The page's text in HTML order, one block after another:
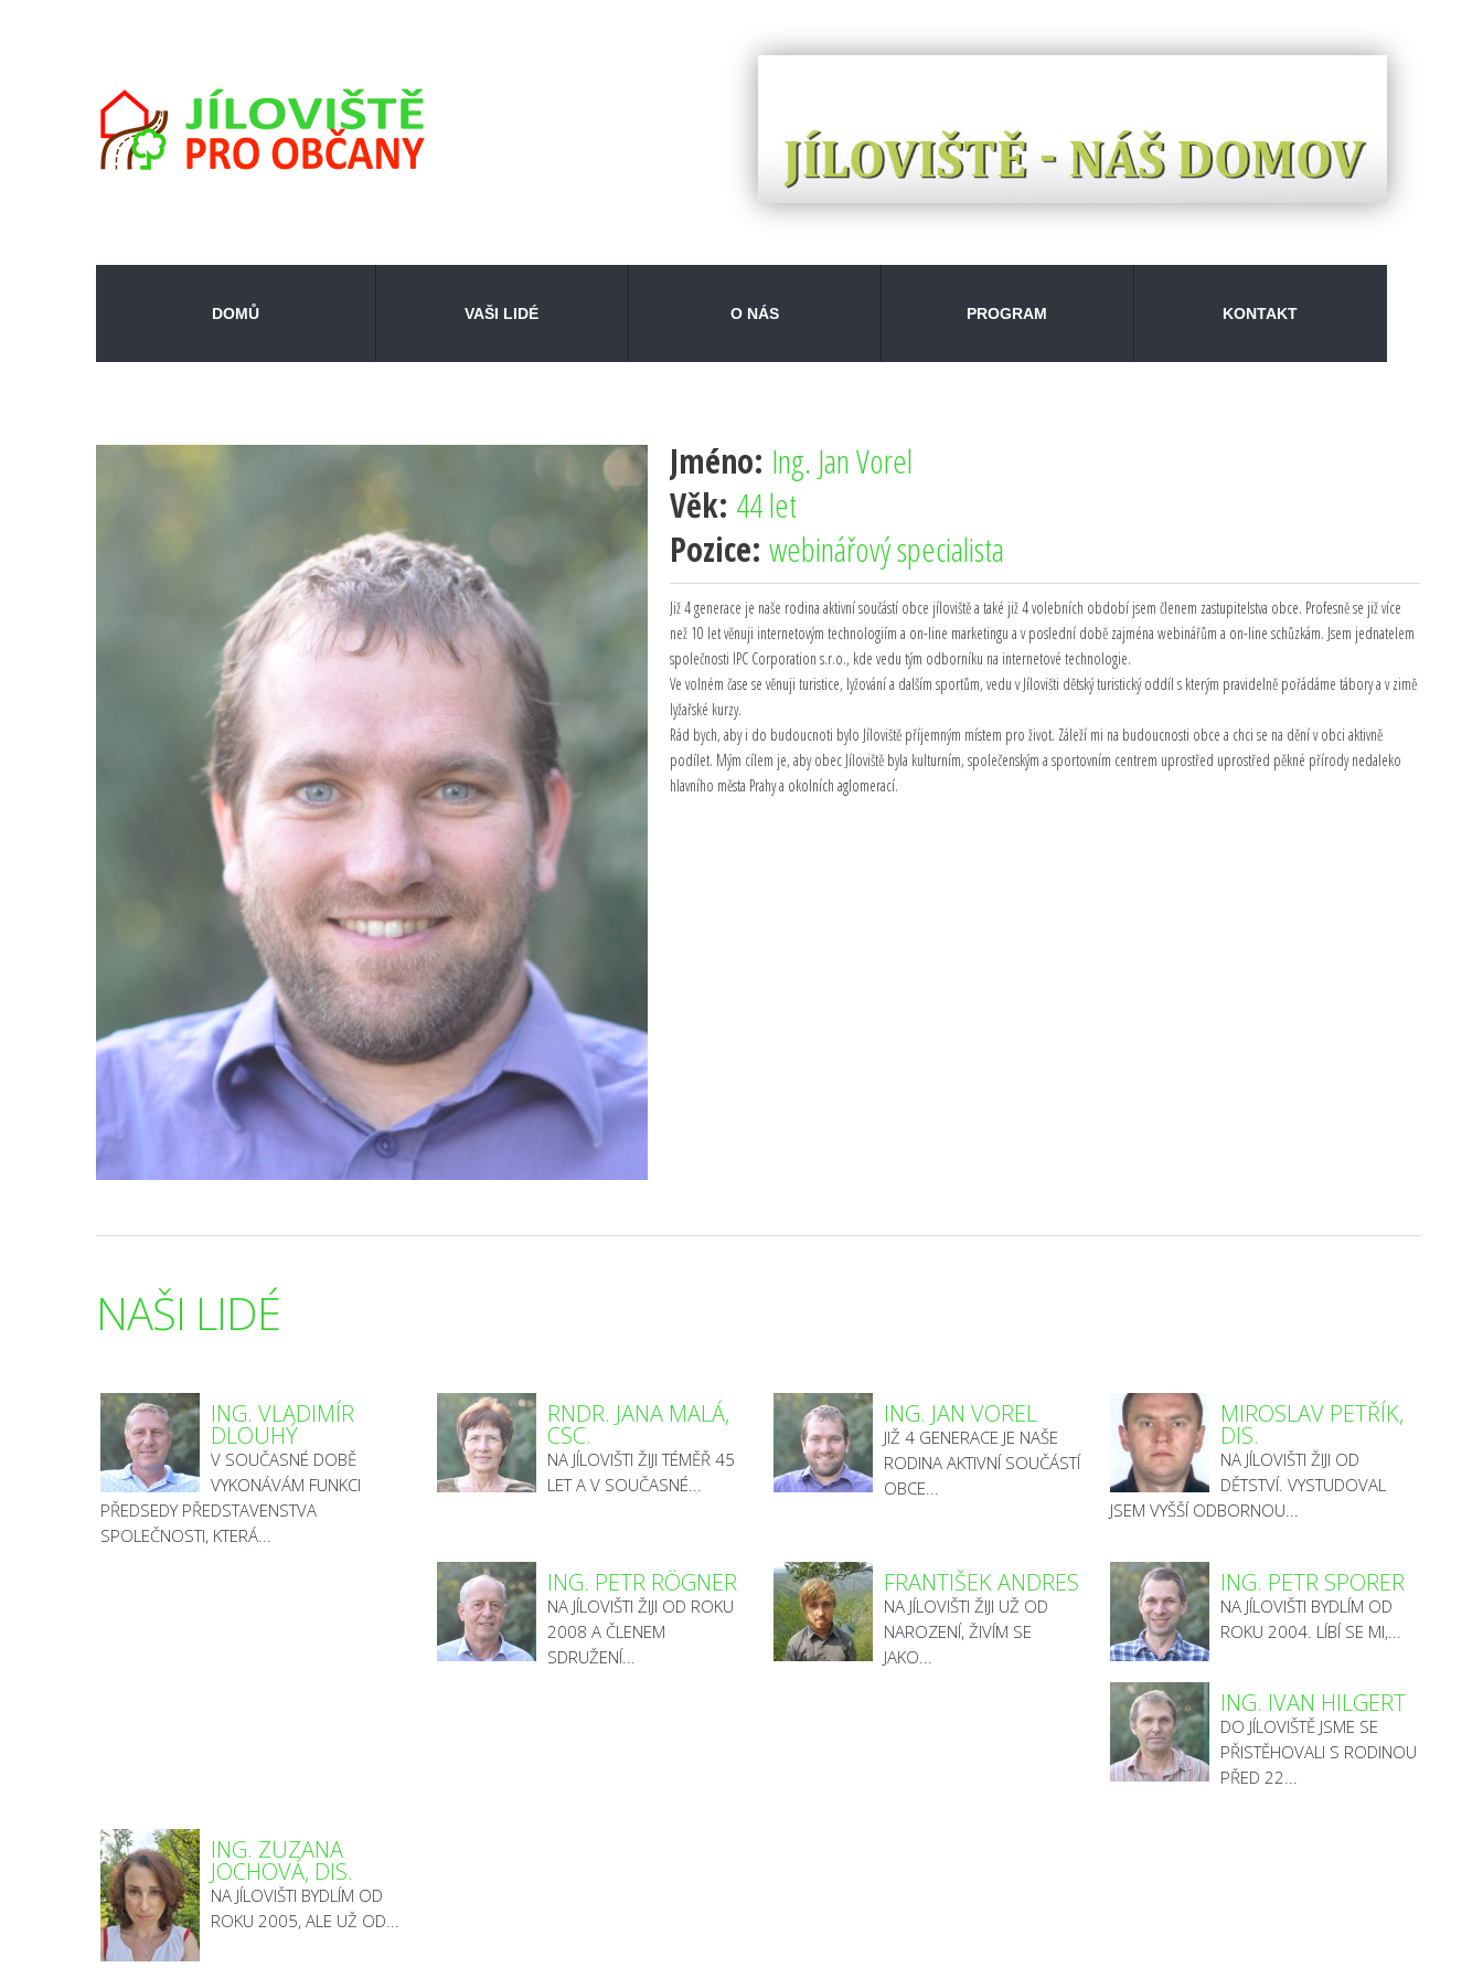
DOMŮ VAŠI LIDÉ O NÁS PROGRAM KONTAKT
Jméno: Ing. Jan Vorel
Věk: 44 let
Pozice: webinářový specialista
Již 4 generace je naše rodina aktivní součástí obce jíloviště a také již 4 volebních období jsem členem zastupitelstva obce. Profesně se již více
než 10 let věnuji internetovým technologiím a on-line marketingu a v poslední době zajména webinářům a on-line schůzkám. Jsem jednatelem
společnosti IPC Corporation s.r.o., kde vedu tým odborníku na internetové technologie.
Ve volném čase se věnuji turistice, lyžování a dalším sportům, vedu v Jílovišti dětský turistický oddíl s kterým pravidelně pořádáme tábory a v zimě
lyžařské kurzy.
Rád bych, aby i do budoucnoti bylo Jíloviště příjemným místem pro život. Záleží mi na budoucnosti obce a chci se na dění v obci aktivně
podílet. Mým cílem je, aby obec Jíloviště byla kulturním, společenským a sportovním centrem uprostřed uprostřed pěkné přírody nedaleko
hlavního města Prahy a okolních aglomerací.
NAŠI LIDÉ
ING. VLADIMÍR
DLOUHÝ
V SOUČASNÉ DOBĚ
VYKONÁVÁM FUNKCI
PŘEDSEDY PŘEDSTAVENSTVA
SPOLEČNOSTI, KTERÁ...
RNDR. JANA MALÁ,
CSC.
NA JÍLOVIŠTI ŽIJI TÉMĚŘ 45
LET A V SOUČASNÉ...
ING. JAN VOREL
JIŽ 4 GENERACE JE NAŠE
RODINA AKTIVNÍ SOUČÁSTÍ
OBCE...
MIROSLAV PETŘÍK,
DIS.
NA JÍLOVIŠTI ŽIJI OD
DĚTSTVÍ. VYSTUDOVAL
JSEM VYŠŠÍ ODBORNOU...
ING. PETR RÖGNER
NA JÍLOVIŠTI ŽIJI OD ROKU
2008 A ČLENEM
SDRUŽENÍ...
FRANTIŠEK ANDRES
NA JÍLOVIŠTI ŽIJI UŽ OD
NAROZENÍ, ŽIVÍM SE
JAKO...
ING. PETR SPORER
NA JÍLOVIŠTI BYDLÍM OD
ROKU 2004. LÍBÍ SE MI,...
ING. IVAN HILGERT
DO JÍLOVIŠTĚ JSME SE
PŘISTĚHOVALI S RODINOU
PŘED 22...
ING. ZUZANA
JOCHOVÁ, DIS.
NA JÍLOVIŠTI BYDLÍM OD
ROKU 2005, ALE UŽ OD...